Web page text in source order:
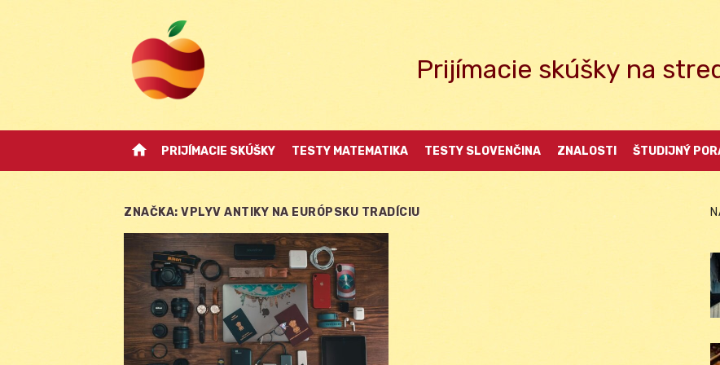
Prijímacie skúšky na
home PRIJÍMACIE SKÚŠKY TESTY MATEMATIKA TESTY SLOVENČINA ZNALOSTI ŠTUDIJNÝ
ZNAČKA: VPLYV ANTIKY NA EURÓPSKU TRADÍCIU